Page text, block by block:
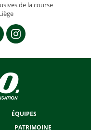
de la course
ÉQUIPES
PATRIMOINE